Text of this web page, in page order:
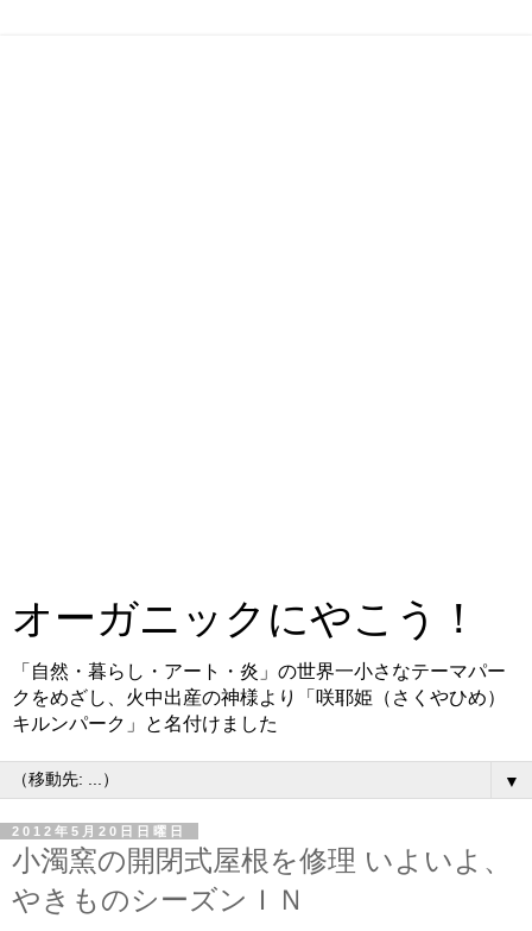
オーガニックにやこう！
「自然・暮らし・アート・炎」の世界一小さなテーマパー
クをめざし、火中出産の神様より「咲耶姫（さくやひめ）
キルンパーク」と名付けました
▼
2012年5月20日日曜日
小濁窯の開閉式屋根を修理 いよいよ、
やきものシーズンＩＮ